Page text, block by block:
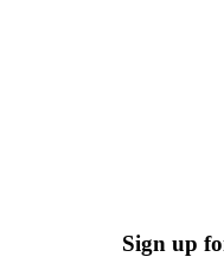
Sign up